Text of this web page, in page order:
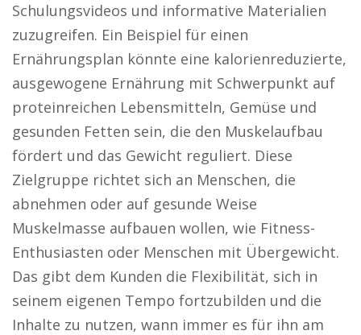
Schulungsvideos und informative Materialien
zuzugreifen. Ein Beispiel für einen
Ernährungsplan könnte eine kalorienreduzierte,
ausgewogene Ernährung mit Schwerpunkt auf
proteinreichen Lebensmitteln, Gemüse und
gesunden Fetten sein, die den Muskelaufbau
fördert und das Gewicht reguliert. Diese
Zielgruppe richtet sich an Menschen, die
abnehmen oder auf gesunde Weise
Muskelmasse aufbauen wollen, wie Fitness-
Enthusiasten oder Menschen mit Übergewicht.
Das gibt dem Kunden die Flexibilität, sich in
seinem eigenen Tempo fortzubilden und die
Inhalte zu nutzen, wann immer es für ihn am